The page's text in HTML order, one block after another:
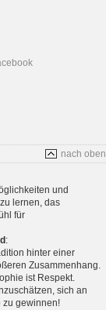
nach oben
und
lernen, das
für
:
hinter einer
Zusammenhang.
ist Respekt.
sich an
zu gewinnen!